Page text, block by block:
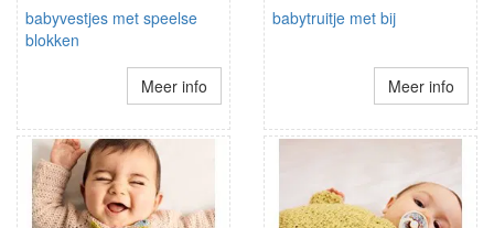
babyvestjes met speelse
blokken
Meer info
babytruitje met bij
Meer info